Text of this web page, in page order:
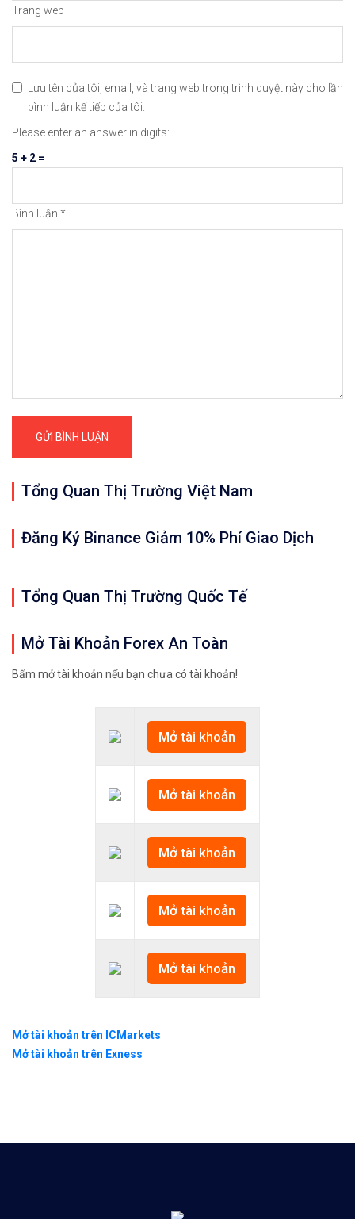
Trang web
Lưu tên của tôi, email, và trang web trong trình duyệt này cho lần
bình luận kế tiếp của tôi.
Please enter an answer in digits:
5 + 2 =
Bình luận *
Tổng Quan Thị Trường Việt Nam
Đăng Ký Binance Giảm 10% Phí Giao Dịch
Tổng Quan Thị Trường Quốc Tế
Mở Tài Khoản Forex An Toàn
Bấm mở tài khoản nếu bạn chưa có tài khoản!
Mở tài khoản
Mở tài khoản
Mở tài khoản
Mở tài khoản
Mở tài khoản
Mở tài khoản trên ICMarkets
Mở tài khoản trên Exness